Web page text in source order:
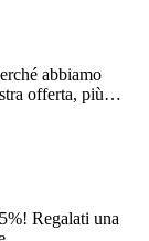
abbiamo
offerta, più…
Regalati una